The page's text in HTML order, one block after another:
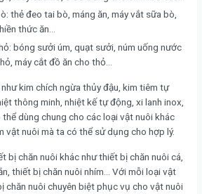
thẻ đeo tai bò, máng ăn, máy vắt sữa bò,
thức ăn…
bóng sưởi úm, quạt sưởi, núm uống nước
máy cắt đồ ăn cho thỏ…
kim chích ngừa thủy đậu, kim tiêm tự
thông minh, nhiệt kế tự động, xi lanh inox,
dùng chung cho các loại vật nuôi khác
vật nuôi mà ta có thể sử dụng cho hợp lý.
bị chăn nuôi khác như thiết bị chăn nuôi cá,
thiết bị chăn nuôi nhím… Với mỗi loại vật
chăn nuôi chuyên biệt phục vụ cho vật nuôi